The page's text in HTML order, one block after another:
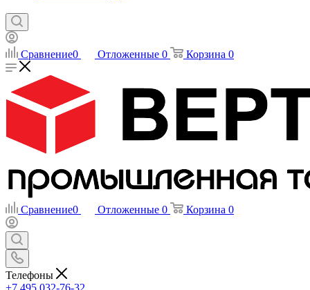
Сравнение0 Отложенные 0 Корзина 0
Сравнение0 Отложенные 0 Корзина 0
Телефоны
+7 495 032-76-32